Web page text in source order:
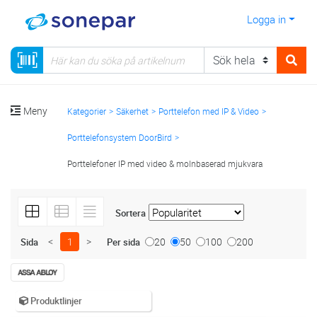
Logga in
Meny Kategorier Säkerhet Porttelefon med IP & Video
Porttelefonsystem DoorBird
Porttelefoner IP med video & molnbaserad mjukvara
Sortera
Sida < 1 > Per sida 20 50 100 200
Produktlinjer